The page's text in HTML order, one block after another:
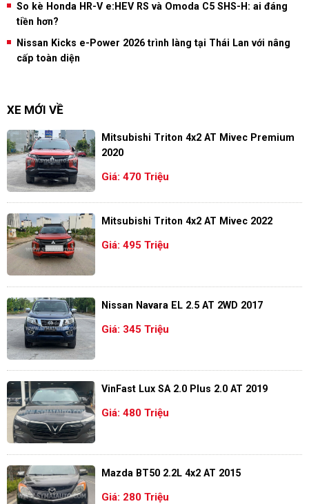
So kè Honda HR-V e:HEV RS và Omoda C5 SHS-H: ai đáng
tiền hơn?
Nissan Kicks e-Power 2026 trình làng tại Thái Lan với nâng
cấp toàn diện
XE MỚI VỀ
Mitsubishi Triton 4x2 AT Mivec Premium
2020
Giá: 470 Triệu
Mitsubishi Triton 4x2 AT Mivec 2022
Giá: 495 Triệu
Nissan Navara EL 2.5 AT 2WD 2017
Giá: 345 Triệu
VinFast Lux SA 2.0 Plus 2.0 AT 2019
Giá: 480 Triệu
Mazda BT50 2.2L 4x2 AT 2015
Giá: 280 Triệu